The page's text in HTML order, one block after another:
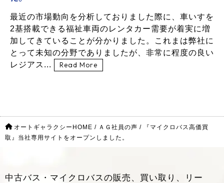
最近の市場動向を分析しておりました際に、車いすを
2基搭載できる福祉車両のレンタカー需要が着実に増
加してきていることが分かりました。これまは弊社に
とって未知の分野でありましたが、非常に程度の良い
レジアス...
Read More
オートギャラクシーHOME / ＡＧ社員の声 /
『マイクロバス高価買
取』当社専用サイトをオープンしました。
中古バス・マイクロバスの販売、買い取り、リー